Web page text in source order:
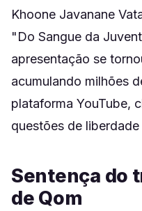
Khoone Javanane
"Do Sangue da
apresentação se
acumulando milhões
plataforma YouTube,
questões de
Sentença do
de Qom